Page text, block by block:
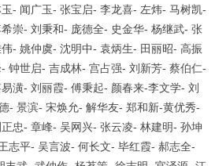
- 闻广玉- 张宝启- 李龙喜- 左炜- 马树凯-
崇- 刘秉和- 庞德全- 史金华- 杨继武- 张
- 姚仲虞- 沈明中- 袁炳生- 田丽昭- 高振
- 钟世启- 吉成林- 宫占强- 刘新芳- 蔡伯仁-
潢- 刘丽霞- 傅秉起- 颜春来-李文学- 刘
- 景滨- 宋焕允- 解华友- 郑和新-黄优秀-
忠- 章峰- 吴网兴- 张云凌- 林建明- 孙坤
志平- 吴言波- 何长文- 毕红霞- 郝志全-